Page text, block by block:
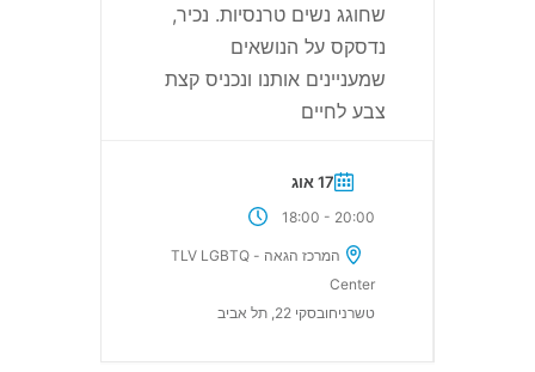
שחוגג נשים טרנסיות. נכיר,
נדסקס על הנושאים
שמעניינים אותנו ונכניס קצת
צבע לחיים
17 אוג
18:00 - 20:00
המרכז הגאה - TLV LGBTQ
Center
טשרניחובסקי 22, תל אביב